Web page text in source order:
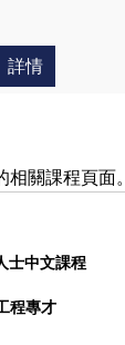
詳情
關課程頁面。
士中文課程
程專才